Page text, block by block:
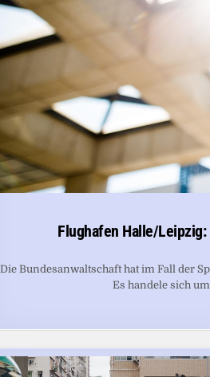
Flughafen Halle/
Die Bundesanwaltschaft hat im Fall der
Es handele sich